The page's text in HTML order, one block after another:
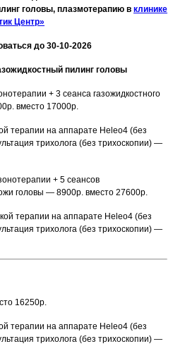
головы, плазмотерапию в клинике
Центр»
до 30-10-2026
пилинг головы
+ 3 сеанса газожидкостного
вместо 17000р.
терапии на аппарате Heleo4 (без
трихолога (без трихоскопии) —
+ 5 сеансов
головы — 8900р. вместо 27600р.
терапии на аппарате Heleo4 (без
трихолога (без трихоскопии) —
16250р.
терапии на аппарате Heleo4 (без
трихолога (без трихоскопии) —